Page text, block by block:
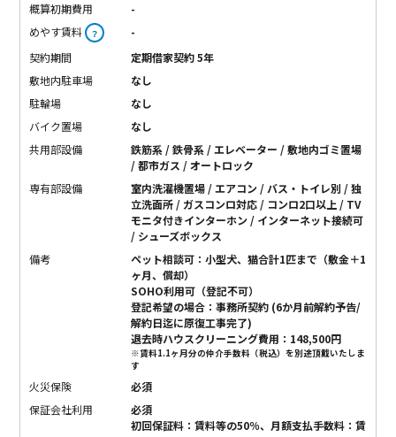
概算初期費用
-
めやす賃料 ？
-
契約期間
定期借家契約 5年
敷地内駐車場
なし
駐輪場
なし
バイク置場
なし
共用部設備
鉄筋系 / 鉄骨系 / エレベーター / 敷地内ゴミ置場
/ 都市ガス / オートロック
専有部設備
室内洗濯機置場 / エアコン / バス・トイレ別 / 独
立洗面所 / ガスコンロ対応 / コンロ2口以上 / TV
モニタ付きインターホン / インターネット接続可
/ シューズボックス
備考
ペット相談可：小型犬、猫合計1匹まで（敷金＋1
ヶ月、償却）
SOHO利用可（登記不可）
登記希望の場合：事務所契約 (6か月前解約予告/
解約日迄に原復工事完了)
退去時ハウスクリーニング費用：148,500円
※賃料1.1ヶ月分の仲介手数料（税込）を別途頂戴いたしま
す
火災保険
必須
保証会社利用
必須
初回保証料：賃料等の50％、月額支払手数料：賃